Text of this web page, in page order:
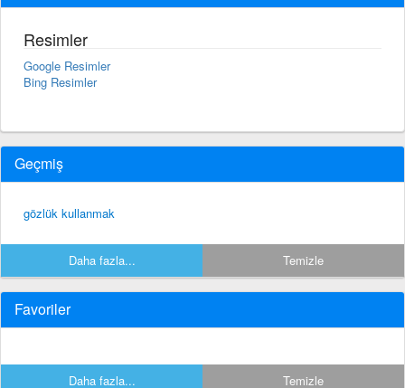
Resimler
Google Resimler
Bing Resimler
Geçmiş
gözlük kullanmak
Daha fazla... Temizle
Favoriler
Daha fazla... Temizle